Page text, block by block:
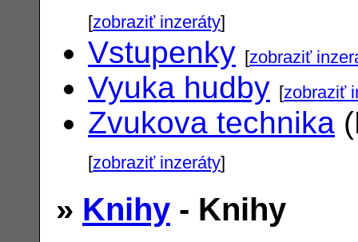
[zobraziť inzeráty]
Vstupenky [zobraziť
Vyuka hudby [zobraziť
Zvukova technika
[zobraziť inzeráty]
» Knihy - Knihy